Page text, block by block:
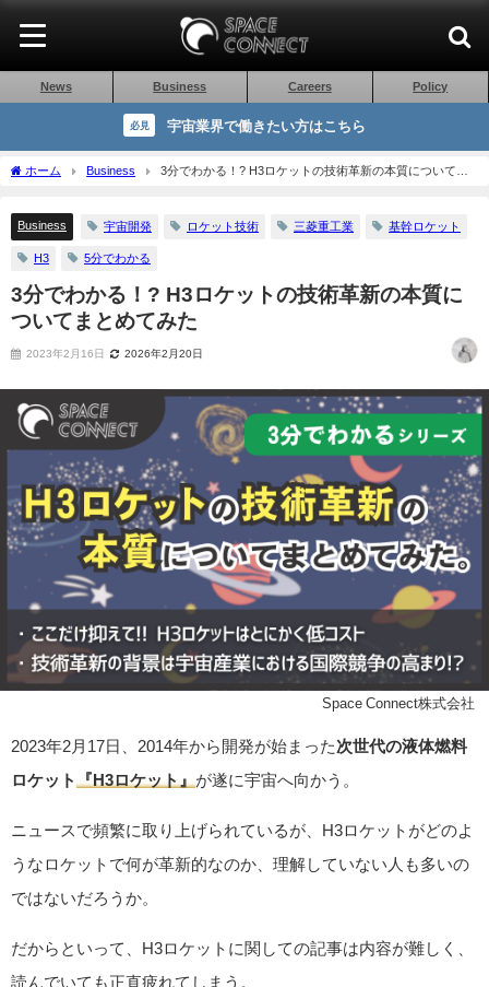
News Business Careers Policy
必見 宇宙業界で働きたい方はこちら
ホーム Business
3分でわかる！? H3ロケットの技術革新の本質についてま
Business 宇宙開発 ロケット技術 三菱重工業 基幹ロケット
H3 5分でわかる
3分でわかる！? H3ロケットの技術革新の本質に
ついてまとめてみた
2023年2月16日 2026年2月20日
©Space Connect株式会社
2023年2月17日、2014年から開発が始まった次世代の液体燃料
ロケット 『H3ロケット』 が遂に宇宙へ向かう。
ニュースで頻繁に取り上げられているが、H3ロケットがどのよ
うなロケットで何が革新的なのか、理解していない人も多いの
ではないだろうか。
だからといって、H3ロケットに関しての記事は内容が難しく、
読んでいても正直疲れてしまう。